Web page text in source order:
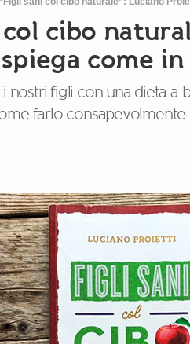
cibo
come
nostri figli con una dieta a
farlo consapevolmente